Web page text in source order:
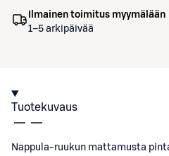
Ilmainen toimitus myymälään
1–5 arkipäivää
Tuotekuvaus
Nappula-ruukun mattamusta